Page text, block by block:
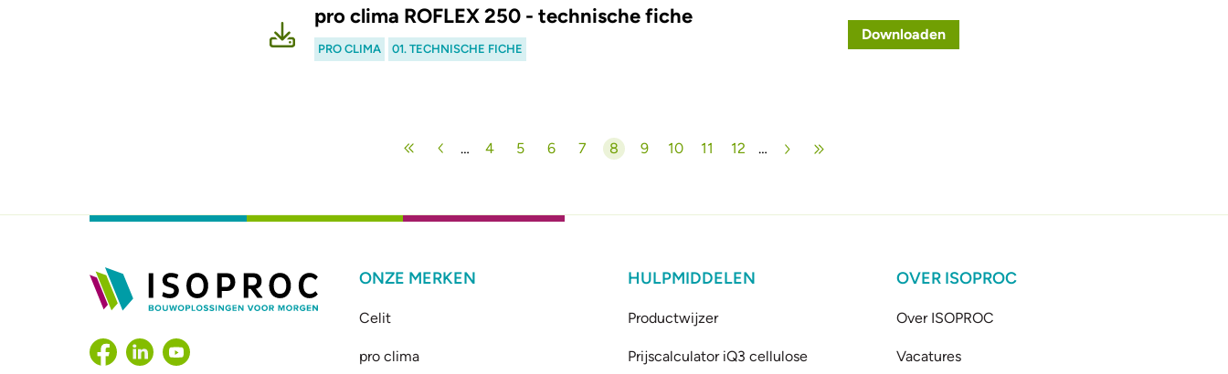
pro clima ROFLEX 250 - technische fiche
PRO CLIMA 01. TECHNISCHE FICHE
Downloaden
… Pagina
4 Pagina
5 Pagina
6 Pagina
7 Huidige pagina
8 Pagina
9 Pagina
10 Pagina
11 Pagina
12 …
ONZE MERKEN
Celit
pro clima
HULPMIDDELEN
Productwijzer
Prijscalculator iQ3 cellulose
OVER ISOPROC
Over ISOPROC
Vacatures